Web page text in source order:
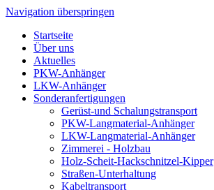
Navigation überspringen
Startseite
Über uns
Aktuelles
PKW-Anhänger
LKW-Anhänger
Sonderanfertigungen
Gerüst-und Schalungstransport
PKW-Langmaterial-Anhänger
LKW-Langmaterial-Anhänger
Zimmerei - Holzbau
Holz-Scheit-Hackschnitzel-Kipper
Straßen-Unterhaltung
Kabeltransport